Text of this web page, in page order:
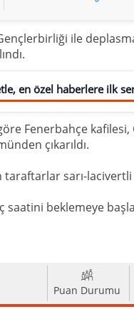
ile
en özel haberlere ilk
Fenerbahçe
çıkarıldı.
sarı-lacivertli
saatini beklemeye
Puan Durumu